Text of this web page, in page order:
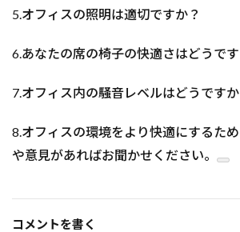
5.オフィスの照明は適切ですか？
6.あなたの席の椅子の快適さはどうです
7.オフィス内の騒音レベルはどうですか
8.オフィスの環境をより快適にするた
や意見があればお聞かせください。
コメントを書く